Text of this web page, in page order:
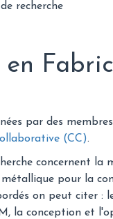
recherche
en
par des
(CC).
concernent la
pour la
on peut citer
la conception et